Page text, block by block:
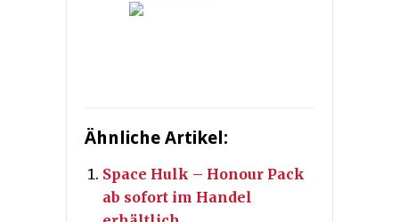
Ähnliche Artikel:
Space Hulk – Honour Pack
ab sofort im Handel